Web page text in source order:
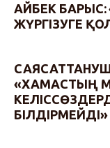
АЙБЕК
ЖҮРГІЗУГЕ
«ХАМАСТЫҢ
БІЛДІРМЕЙДІ»